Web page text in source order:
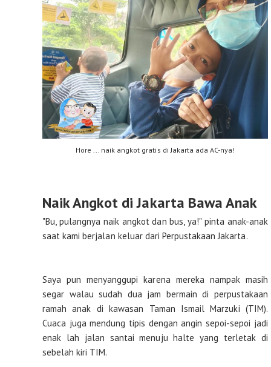
Hore ... naik angkot gratis di Jakarta ada AC-nya!
Naik Angkot di Jakarta Bawa Anak
"Bu, pulangnya naik angkot dan bus, ya!" pinta anak-anak
saat kami berjalan keluar dari Perpustakaan Jakarta.
Saya pun menyanggupi karena mereka nampak masih
segar walau sudah dua jam bermain di perpustakaan
ramah anak di kawasan Taman Ismail Marzuki (TIM).
Cuaca juga mendung tipis dengan angin sepoi-sepoi jadi
enak lah jalan santai menuju halte yang terletak di
sebelah kiri TIM.